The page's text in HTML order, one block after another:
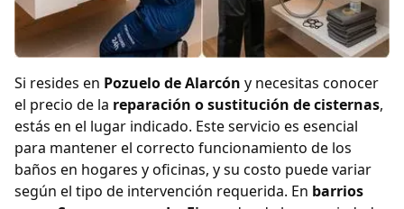
Si resides en Pozuelo de Alarcón y necesitas conocer
el precio de la reparación o sustitución de cisternas,
estás en el lugar indicado. Este servicio es esencial
para mantener el correcto funcionamiento de los
baños en hogares y oficinas, y su costo puede variar
según el tipo de intervención requerida. En barrios